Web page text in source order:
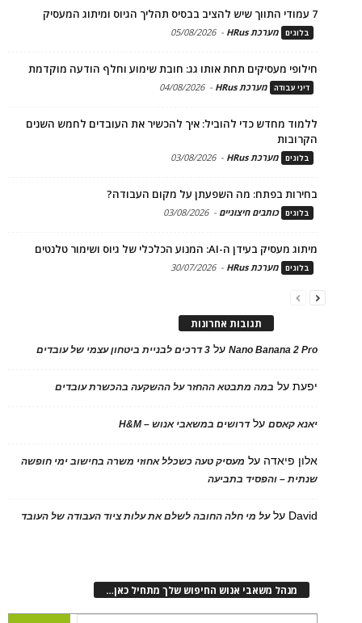
7 עמודי התווך שיש להציב בבסיס תהליך הגיוס ומיתוג המעסיק
בלוגים מערכת HRus -
05/08/2026
חילופי מעסיקים תחת אותו גג: חובת שימוע וחלף הודעה מוקדמת
דיני עבודה מערכת HRus -
04/08/2026
ללמוד מחדש כדי להוביל: איך להכשיר את העובדים לחמש השנים
הקרובות
בלוגים מערכת HRus -
03/08/2026
בחירות בפתח: מה השפעתן על מקום העבודה?
בלוגים כותבים חיצוניים -
03/08/2026
מיתוג מעסיק בעידן ה-AI: המנוע הכלכלי של גיוס ושימור טלנטים
בלוגים מערכת HRus -
30/07/2026
תגובות אחרונות
Nano Banana 2 Proעל 3 דרכים לבניית ביטחון עצמי של עובדים
יפעתעל במה מתבטא ההחזר על ההשקעה בהכשרת עובדים
יאנא קאסםעלדרושים במשאבי אנוש – H&M
אלון פיאדה על מעסיק טעה כשכלל אחוזי משרה בחישוב ימי חופשה
שנתית – והפסיד בתביעה
David עלעל מי חלה החובה לשלם את עלות ציוד העבודה של העובד
מנהל משאבי אנוש החיפוש שלך מתחיל כאן…